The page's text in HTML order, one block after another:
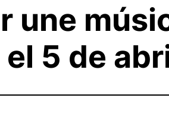
une
5 de